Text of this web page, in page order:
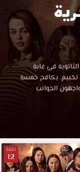
في غابة
تخييم. يكافح خمسة
الجوانب
حلقة
12